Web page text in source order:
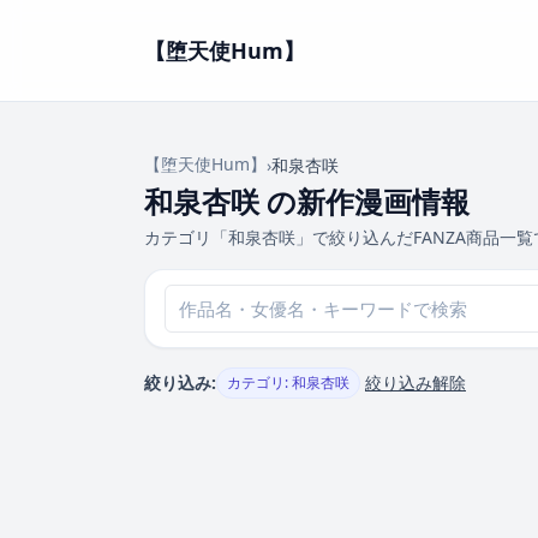
【堕天使Hum】
【堕天使Hum】 ›和泉杏咲
和泉杏咲 の新作漫画情報
カテゴリ「和泉杏咲」で絞り込んだFANZA商品一覧
絞り込み: カテゴリ: 和泉杏咲 絞り込み解除